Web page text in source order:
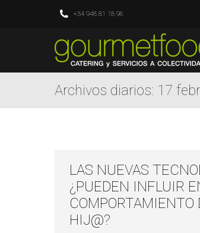
+34 948 81 18 96
Archivos diarios: 17
LAS NUEVAS
¿PUEDEN INFLUIR
COMPORTAMIENTO
HIJ@?